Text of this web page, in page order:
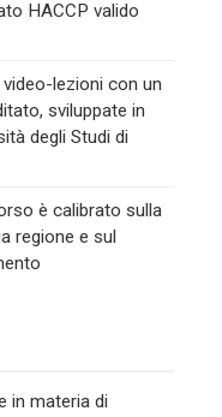
HACCP valido
lezioni con un
sviluppate in
degli Studi di
è calibrato sulla
regione e sul
in materia di